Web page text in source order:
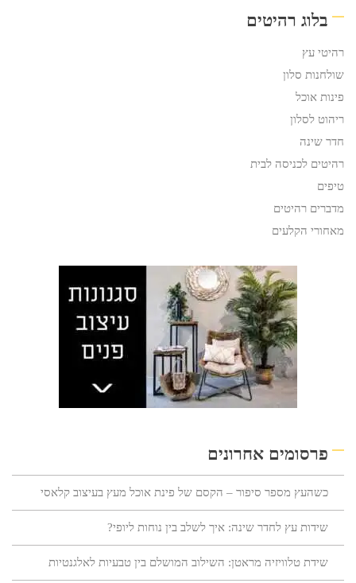
בלוג רהיטים
רהיטי עץ
שולחנות סלון
פינות אוכל
ריהוט לסלון
חדר שינה
רהיטים לכניסה לבית
טיפים
מדברים רהיטים
מאחורי הקלעים
פרסומים אחרונים
כשהעץ מספר סיפור – הקסם של פינת אוכל מעץ בעיצוב קלאסי
שידות עץ לחדר שינה: איך לשלב בין נוחות ליופי?
שידת טלוויזיה מראטן: השילוב המושלם בין טבעיות לאלגנטיות